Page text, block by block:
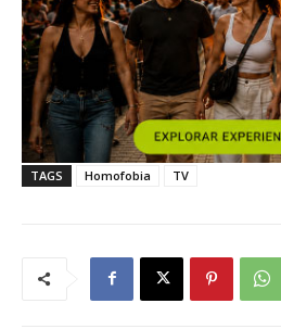
TAGS Homofobia TV